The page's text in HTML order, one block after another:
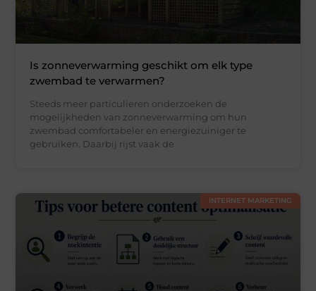
Is zonneverwarming geschikt om elk type
zwembad te verwarmen?
Steeds meer particulieren onderzoeken de
mogelijkheden van zonneverwarming om hun
zwembad comfortabeler en energiezuiniger te
gebruiken. Daarbij rijst vaak de
INTERNET MARKETING